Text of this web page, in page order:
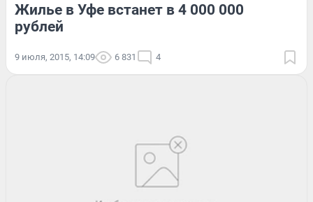
Жилье в Уфе встанет в 4 000 000
рублей
9 июля, 2015, 14:09 6 831 4